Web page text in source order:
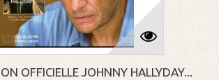
OFFICIELLE JOHNNY HALLYDAY...